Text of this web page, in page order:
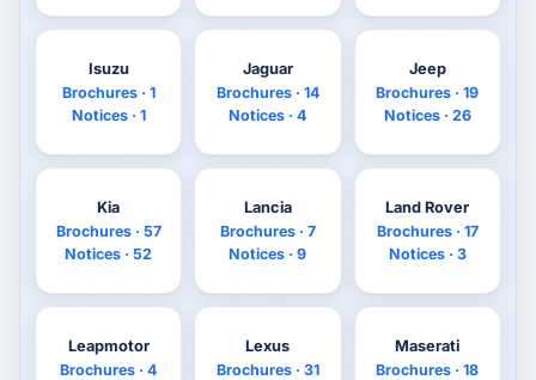
Isuzu
Brochures · 1
Notices · 1
Jaguar
Brochures · 14
Notices · 4
Jeep
Brochures · 19
Notices · 26
Kia
Brochures · 57
Notices · 52
Lancia
Brochures · 7
Notices · 9
Land Rover
Brochures · 17
Notices · 3
Leapmotor
Brochures · 4
Lexus
Brochures · 31
Maserati
Brochures · 18